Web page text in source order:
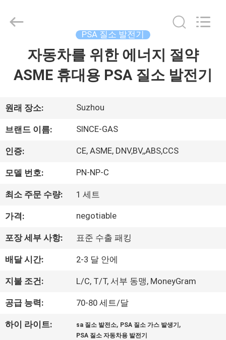
품
우
리
한
것
공
장
견
JoShining
Reserved.
PSA 질소 발전기
자동차를 위한 에너지 절약
ASME 휴대용 PSA 질소 발전기
원래 장소: Suzhou
브랜드 이름: SINCE-GAS
인증: CE, ASME, DNV,BV,,ABS,CCS
모델 번호: PN-NP-C
최소 주문 수량: 1 세트
가격: negotiable
포장 세부 사항: 표준 수출 패킹
배달 시간: 2-3 달 안에
지불 조건: L/C, T/T, 서부 동맹, MoneyGram
공급 능력: 70-80 세트/달
하이 라이트: sa 질소 발전소, PSA 질소 가스 발생기 ,
PSA 질소 자동차용 발전기